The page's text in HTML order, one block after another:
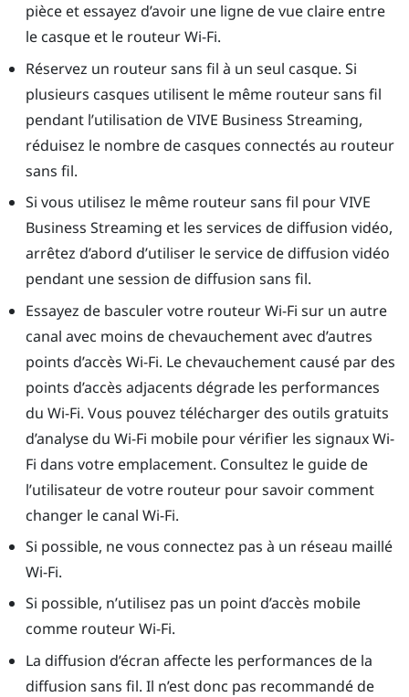
pièce et essayez d’avoir une ligne de vue claire entre
le casque et le routeur Wi-Fi.
Réservez un routeur sans fil à un seul casque. Si
plusieurs casques utilisent le même routeur sans fil
pendant l’utilisation deVIVE Business Streaming,
réduisez le nombre de casques connectés au routeur
sans fil.
Si vous utilisez le même routeur sans fil pourVIVE
Business Streaming et les services de diffusion vidéo,
arrêtez d’abord d’utiliser le service de diffusion vidéo
pendant une session de diffusion sans fil.
Essayez de basculer votre routeur Wi-Fi sur un autre
canal avec moins de chevauchement avec d’autres
points d’accès Wi-Fi. Le chevauchement causé par des
points d’accès adjacents dégrade les performances
du Wi-Fi. Vous pouvez télécharger des outils gratuits
d’analyse du Wi-Fi mobile pour vérifier les signaux Wi-
Fi dans votre emplacement. Consultez le guide de
l’utilisateur de votre routeur pour savoir comment
changer le canal Wi-Fi.
Si possible, ne vous connectez pas à un réseau maillé
Wi-Fi.
Si possible, n’utilisez pas un point d’accès mobile
comme routeur Wi-Fi.
La diffusion d’écran affecte les performances de la
diffusion sans fil. Il n’est donc pas recommandé de